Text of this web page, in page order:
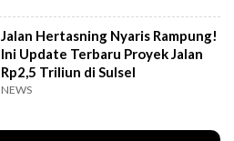
Jalan Hertasning Nyaris Rampung!
Ini Update Terbaru Proyek Jalan
Rp2,5 Triliun di Sulsel
NEWS